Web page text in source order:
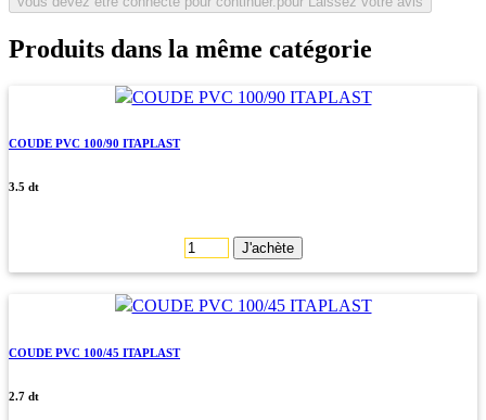
Produits dans la même catégorie
COUDE PVC 100/90 ITAPLAST
3.5 dt
J'achète
COUDE PVC 100/45 ITAPLAST
2.7 dt